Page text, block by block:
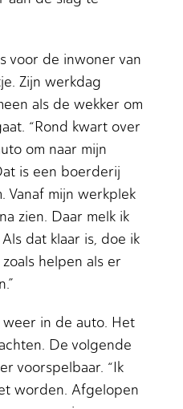
voor de inwoner van
Zijn werkdag
als de wekker om
“Rond kwart over
om naar mijn
is een boerderij
Vanaf mijn werkplek
zien. Daar melk ik
dat klaar is, doe ik
helpen als er
in de auto. Het
De volgende
voorspelbaar. “Ik
worden. Afgelopen